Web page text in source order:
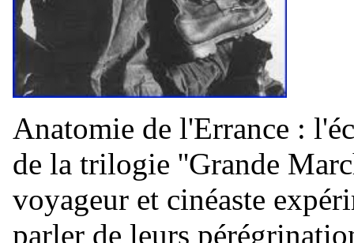
Anatomie de l'Errance :
de la trilogie ''Grande
voyageur et cinéaste
parler de leurs